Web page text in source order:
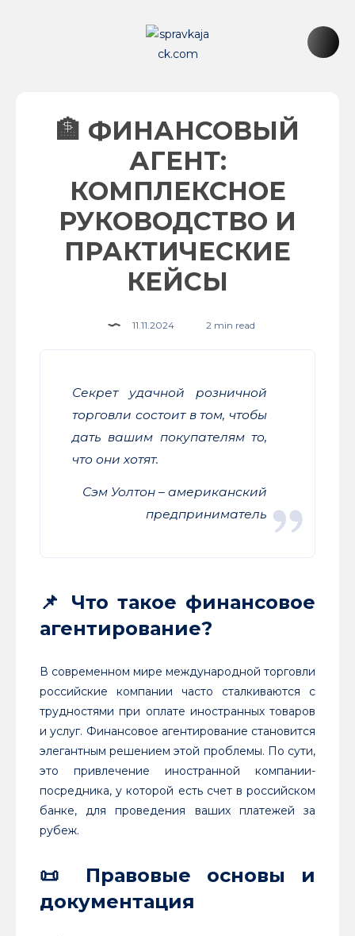
🏦 ФИНАНСОВЫЙ
АГЕНТ:
КОМПЛЕКСНОЕ
РУКОВОДСТВО И
ПРАКТИЧЕСКИЕ
КЕЙСЫ
11.11.2024 2 min read
Секрет удачной розничной
торговли состоит в том, чтобы
дать вашим покупателям то,
что они хотят.
Сэм Уолтон – американский
предприниматель
📌 Что такое финансовое
агентирование?
В современном мире международной торговли
российские компании часто сталкиваются с
трудностями при оплате иностранных товаров
и услуг. Финансовое агентирование становится
элегантным решением этой проблемы. По сути,
это привлечение иностранной компании-
посредника, у которой есть счет в российском
банке, для проведения ваших платежей за
рубеж.
📜 Правовые основы и
документация